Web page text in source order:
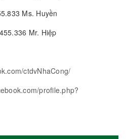
Ms. Huyền
Mr. Hiệp
ctdvNhaCong/
profile.php?